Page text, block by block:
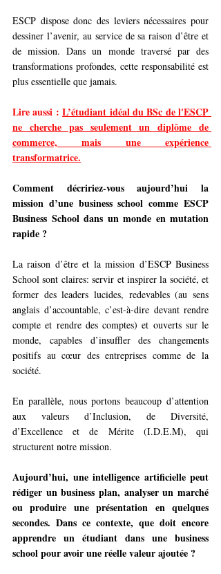
ESCP dispose donc des leviers nécessaires pour
dessiner l’avenir, au service de sa raison d’être et
de mission. Dans un monde traversé par des
transformations profondes, cette responsabilité est
plus essentielle que jamais.
Lire aussi : L’étudiant idéal du BSc de l'ESCP
ne cherche pas seulement un diplôme de
commerce, mais une expérience
transformatrice.
Comment décririez-vous aujourd’hui la
mission d’une business school comme ESCP
Business School dans un monde en mutation
rapide ?
La raison d’être et la mission d’ESCP Business
School sont claires: servir et inspirer la société, et
former des leaders lucides, redevables (au sens
anglais d’accountable, c’est-à-dire devant rendre
compte et rendre des comptes) et ouverts sur le
monde, capables d’insuffler des changements
positifs au cœur des entreprises comme de la
société.
En parallèle, nous portons beaucoup d’attention
aux valeurs d’Inclusion, de Diversité,
d’Excellence et de Mérite (I.D.E.M), qui
structurent notre mission.
Aujourd’hui, une intelligence artificielle peut
rédiger un business plan, analyser un marché
ou produire une présentation en quelques
secondes. Dans ce contexte, que doit encore
apprendre un étudiant dans une business
school pour avoir une réelle valeur ajoutée ?